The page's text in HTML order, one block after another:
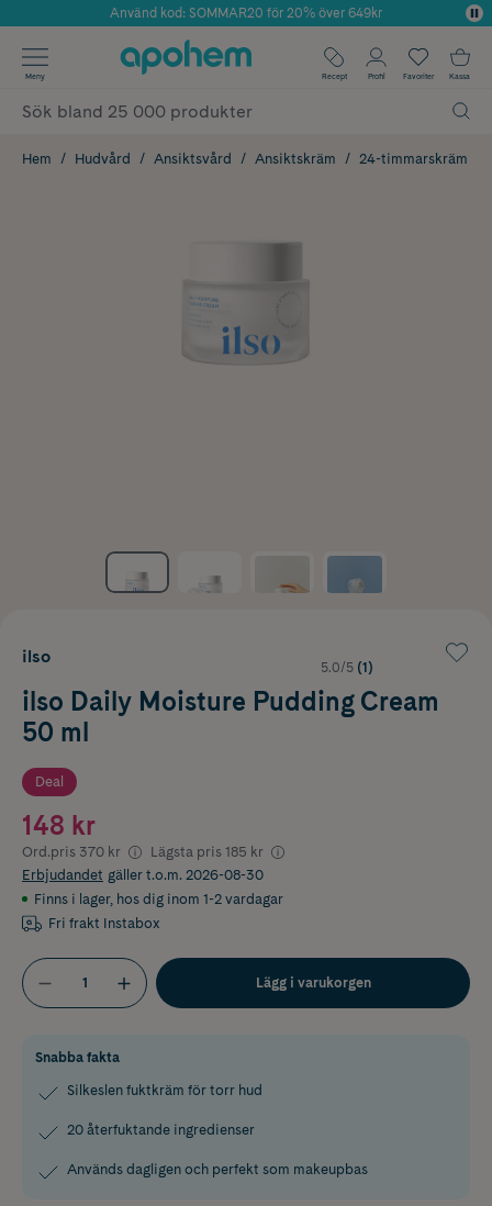
Årets Butik 2025 inom Skönhet
Använd kod: SOMMAR20 för 20% över 649kr
✓ Fri frakt
✓ Poäng på alla köp*
Meny Recept Profil Favoriter Kassa
Hem Hudvård Ansiktsvård Ansiktskräm 24-timmarskräm
ilso
5.0/5 (1)
ilso Daily Moisture Pudding Cream
50 ml
Deal
148 kr
Ord.pris 370 kr Lägsta pris 185 kr
Erbjudandet gäller t.o.m. 2026-08-30
Finns i lager, hos dig inom 1-2 vardagar
Fri frakt Instabox
Lägg i varukorgen
Snabba fakta
Silkeslen fuktkräm för torr hud
20 återfuktande ingredienser
Används dagligen och perfekt som makeupbas